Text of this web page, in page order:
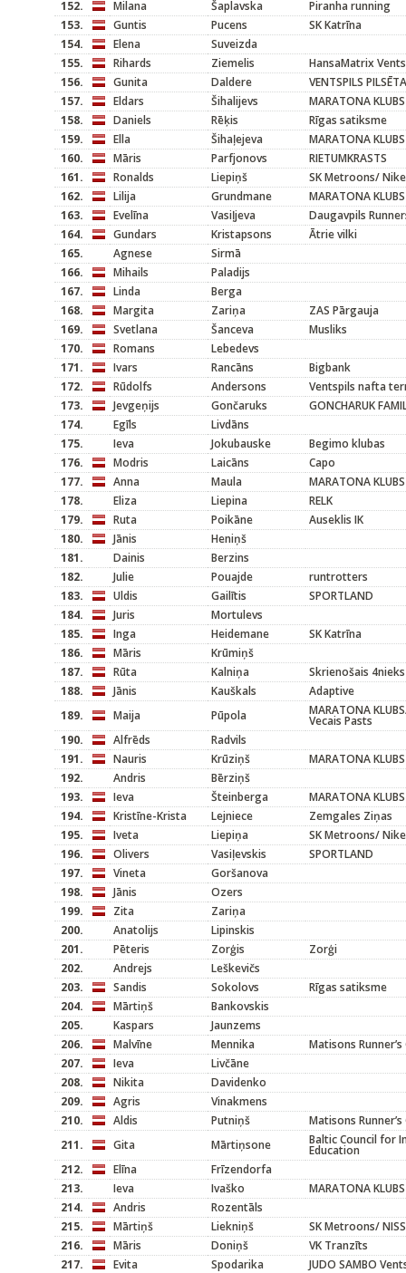
152. Milana Šaplavska
Piranha running
153.
Guntis Pucens
SK Katrīna
154.
Elena
Suveizda
155.
Rihards Ziemelis
HansaMatrix
156.
Gunita Daldere
VENTSPILS
157.
Eldars Šihalijevs
MARATONA KLUBS
158.
Daniels Rēķis
Rīgas satiksme
159.
Ella Šihaļejeva
MARATONA KLUBS
160.
Māris Parfjonovs
RIETUMKRASTS
161.
Ronalds Liepiņš
SK Metroons/ Nike
162.
Lilija Grundmane
MARATONA KLUBS
163.
Evelīna Vasiļjeva
Daugavpils
164.
Gundars Kristapsons
Ātrie vilki
165.
Agnese
Sirmā
166.
Mihails
Paladijs
167.
Linda
Berga
168.
Margita Zariņa
ZAS Pārgauja
169.
Svetlana Šanceva
Musliks
170.
Romans
Lebedevs
171.
Ivars Rancāns
Bigbank
172.
Rūdolfs Andersons
Ventspils nafta
173.
Jevgeņijs Gončaruks
GONCHARUK
174.
Egīls
Livdāns
175.
Ieva Jokubauske
Begimo klubas
176.
Modris Laicāns
Capo
177.
Anna Maula
MARATONA KLUBS
178.
Eliza Liepina
RELK
179.
Ruta Poikāne
Auseklis IK
180.
Jānis
Heniņš
181.
Dainis
Berzins
182.
Julie Pouajde
runtrotters
183.
Uldis Gailītis
SPORTLAND
184.
Juris
Mortulevs
185.
Inga Heidemane
SK Katrīna
186.
Māris
Krūmiņš
187.
Rūta Kalniņa
Skrienošais 4nieks
188.
Jānis Kauškals
Adaptive
189.
Maija Pūpola MARATONA
Vecais Pasts
190.
Alfrēds
Radvils
191.
Nauris Krūziņš
MARATONA KLUBS
192.
Andris
Bērziņš
193.
Ieva Šteinberga
MARATONA KLUBS
194.
Kristīne-Krista Lejniece
Zemgales Ziņas
195.
Iveta Liepiņa
SK Metroons/ Nike
196.
Olivers Vasiļevskis
SPORTLAND
197.
Vineta
Goršanova
198.
Jānis
Ozers
199.
Zita
Zariņa
200.
Anatolijs
Lipinskis
201.
Pēteris Zorģis
Zorģi
202.
Andrejs
Leškevičs
203.
Sandis Sokolovs
Rīgas satiksme
204.
Mārtiņš
Bankovskis
205.
Kaspars
Jaunzems
206.
Malvīne Mennika
Matisons Runner’s
207.
Ieva
Livčāne
208.
Nikita
Davidenko
209.
Agris
Vinakmens
210.
Aldis Putniņš
Matisons Runner’s
211.
Gita Mārtiņsone Baltic Council for
Education
212.
Elīna
Frīzendorfa
213.
Ieva Ivaško
MARATONA KLUBS
214.
Andris
Rozentāls
215.
Mārtiņš Liekniņš
SK Metroons/
216.
Māris Doniņš
VK Tranzīts
217.
Evita Spodarika
JUDO SAMBO